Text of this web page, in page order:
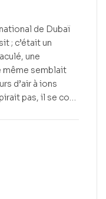
de Dubaï
; c’était un
une
même semblait
d’air à ions
pas, il se co…